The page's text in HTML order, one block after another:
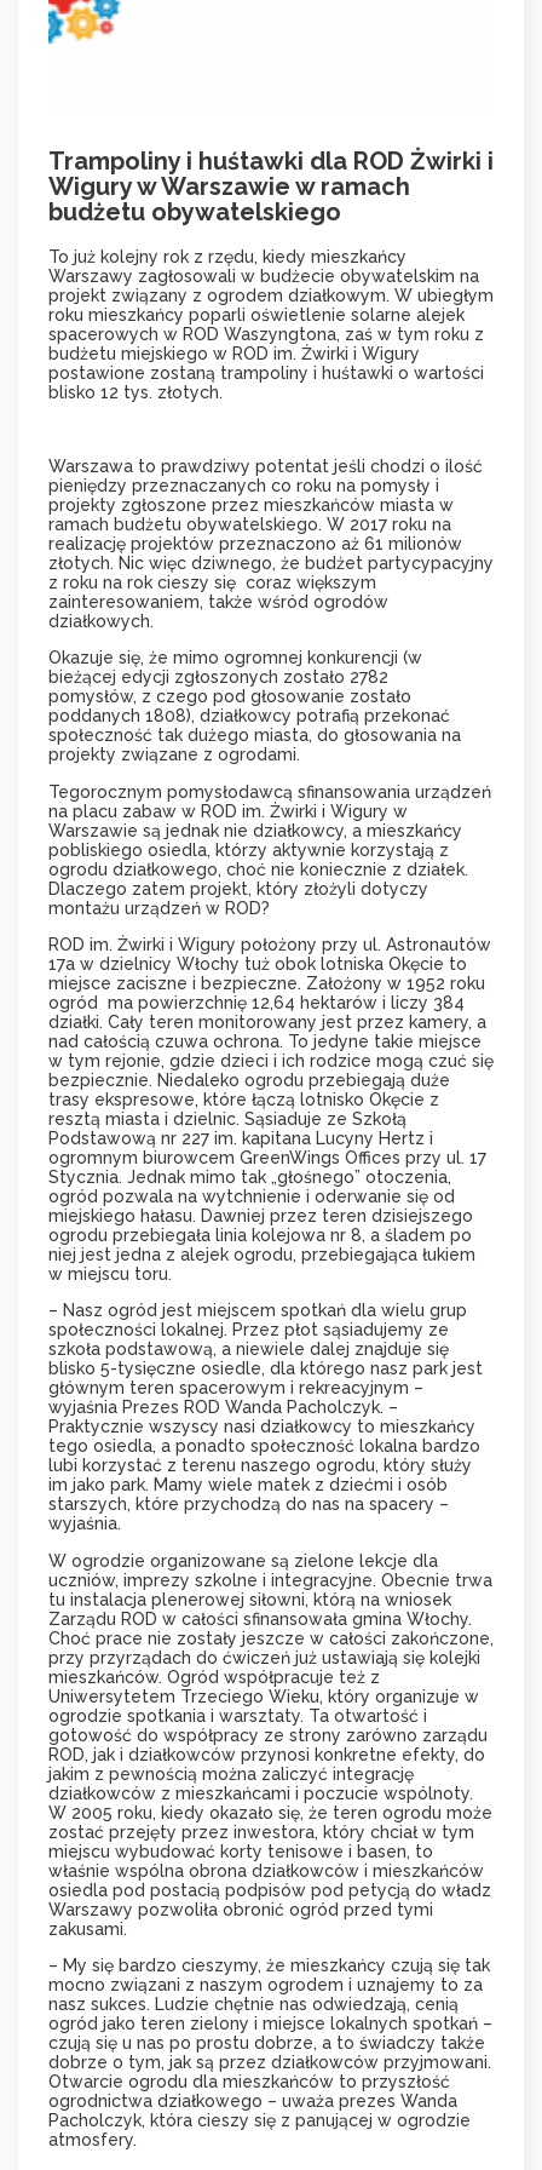
Trampoliny i huśtawki dla ROD Żwirki i
Wigury w Warszawie w ramach
budżetu obywatelskiego
To już kolejny rok z rzędu, kiedy mieszkańcy
Warszawy zagłosowali w budżecie obywatelskim na
projekt związany z ogrodem działkowym. W ubiegłym
roku mieszkańcy poparli oświetlenie solarne alejek
spacerowych w ROD Waszyngtona, zaś w tym roku z
budżetu miejskiego w ROD im. Żwirki i Wigury
postawione zostaną trampoliny i huśtawki o wartości
blisko 12 tys. złotych.
Warszawa to prawdziwy potentat jeśli chodzi o ilość
pieniędzy przeznaczanych co roku na pomysły i
projekty zgłoszone przez mieszkańców miasta w
ramach budżetu obywatelskiego. W 2017 roku na
realizację projektów przeznaczono aż 61 milionów
złotych. Nic więc dziwnego, że budżet partycypacyjny
z roku na rok cieszy się coraz większym
zainteresowaniem, także wśród ogrodów
działkowych.
Okazuje się, że mimo ogromnej konkurencji (w
bieżącej edycji zgłoszonych zostało 2782
pomysłów, z czego pod głosowanie zostało
poddanych 1808), działkowcy potrafią przekonać
społeczność tak dużego miasta, do głosowania na
projekty związane z ogrodami.
Tegorocznym pomysłodawcą sfinansowania urządzeń
na placu zabaw w ROD im. Żwirki i Wigury w
Warszawie są jednak nie działkowcy, a mieszkańcy
pobliskiego osiedla, którzy aktywnie korzystają z
ogrodu działkowego, choć nie koniecznie z działek.
Dlaczego zatem projekt, który złożyli dotyczy
montażu urządzeń w ROD?
ROD im. Żwirki i Wigury położony przy ul. Astronautów
17a w dzielnicy Włochy tuż obok lotniska Okęcie to
miejsce zaciszne i bezpieczne. Założony w 1952 roku
ogród ma powierzchnię 12,64 hektarów i liczy 384
działki. Cały teren monitorowany jest przez kamery, a
nad całością czuwa ochrona. To jedyne takie miejsce
w tym rejonie, gdzie dzieci i ich rodzice mogą czuć się
bezpiecznie. Niedaleko ogrodu przebiegają duże
trasy ekspresowe, które łączą lotnisko Okęcie z
resztą miasta i dzielnic. Sąsiaduje ze Szkołą
Podstawową nr 227 im. kapitana Lucyny Hertz i
ogromnym biurowcem GreenWings Offices przy ul. 17
Stycznia. Jednak mimo tak „głośnego” otoczenia,
ogród pozwala na wytchnienie i oderwanie się od
miejskiego hałasu. Dawniej przez teren dzisiejszego
ogrodu przebiegała linia kolejowa nr 8, a śladem po
niej jest jedna z alejek ogrodu, przebiegająca łukiem
w miejscu toru.
– Nasz ogród jest miejscem spotkań dla wielu grup
społeczności lokalnej. Przez płot sąsiadujemy ze
szkoła podstawową, a niewiele dalej znajduje się
blisko 5-tysięczne osiedle, dla którego nasz park jest
głównym teren spacerowym i rekreacyjnym –
wyjaśnia Prezes ROD Wanda Pacholczyk. –
Praktycznie wszyscy nasi działkowcy to mieszkańcy
tego osiedla, a ponadto społeczność lokalna bardzo
lubi korzystać z terenu naszego ogrodu, który służy
im jako park. Mamy wiele matek z dziećmi i osób
starszych, które przychodzą do nas na spacery –
wyjaśnia.
W ogrodzie organizowane są zielone lekcje dla
uczniów, imprezy szkolne i integracyjne. Obecnie trwa
tu instalacja plenerowej siłowni, którą na wniosek
Zarządu ROD w całości sfinansowała gmina Włochy.
Choć prace nie zostały jeszcze w całości zakończone,
przy przyrządach do ćwiczeń już ustawiają się kolejki
mieszkańców. Ogród współpracuje też z
Uniwersytetem Trzeciego Wieku, który organizuje w
ogrodzie spotkania i warsztaty. Ta otwartość i
gotowość do współpracy ze strony zarówno zarządu
ROD, jak i działkowców przynosi konkretne efekty, do
jakim z pewnością można zaliczyć integrację
działkowców z mieszkańcami i poczucie wspólnoty.
W 2005 roku, kiedy okazało się, że teren ogrodu może
zostać przejęty przez inwestora, który chciał w tym
miejscu wybudować korty tenisowe i basen, to
właśnie wspólna obrona działkowców i mieszkańców
osiedla pod postacią podpisów pod petycją do władz
Warszawy pozwoliła obronić ogród przed tymi
zakusami.
– My się bardzo cieszymy, że mieszkańcy czują się tak
mocno związani z naszym ogrodem i uznajemy to za
nasz sukces. Ludzie chętnie nas odwiedzają, cenią
ogród jako teren zielony i miejsce lokalnych spotkań –
czują się u nas po prostu dobrze, a to świadczy także
dobrze o tym, jak są przez działkowców przyjmowani.
Otwarcie ogrodu dla mieszkańców to przyszłość
ogrodnictwa działkowego – uważa prezes Wanda
Pacholczyk, która cieszy się z panującej w ogrodzie
atmosfery.